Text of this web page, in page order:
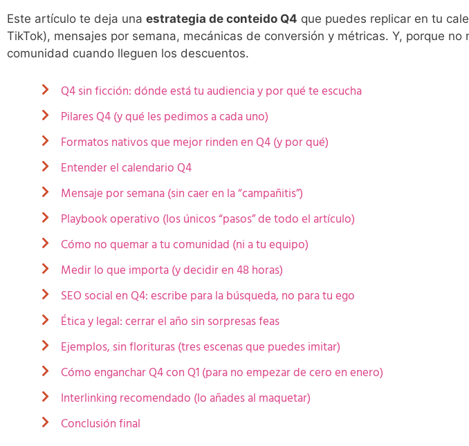
Este artículo te deja una estrategia de conteido Q4 que puedes replicar en tu
TikTok), mensajes por semana, mecánicas de conversión y métricas. Y, porque
comunidad cuando lleguen los descuentos.
Q4 sin ficción: dónde está tu audiencia y por qué te escucha
Pilares Q4 (y qué les pedimos a cada uno)
Formatos nativos que mejor rinden en Q4 (y por qué)
Entender el calendario Q4
Mensaje por semana (sin caer en la “campañitis”)
Playbook operativo (los únicos “pasos” de todo el artículo)
Cómo no quemar a tu comunidad (ni a tu equipo)
Medir lo que importa (y decidir en 48 horas)
SEO social en Q4: escribe para la búsqueda, no para tu ego
Ética y legal: cerrar el año sin sorpresas feas
Ejemplos, sin florituras (tres escenas que puedes imitar)
Cómo enganchar Q4 con Q1 (para no empezar de cero en enero)
Interlinking recomendado (lo añades al maquetar)
Conclusión final